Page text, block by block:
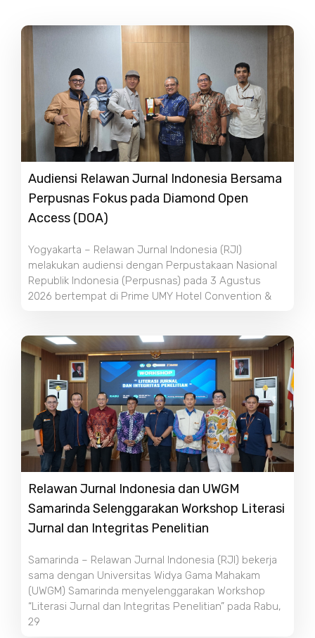
Audiensi Relawan Jurnal Indonesia Bersama
Perpusnas Fokus pada Diamond Open
Access (DOA)
Yogyakarta – Relawan Jurnal Indonesia (RJI)
melakukan audiensi dengan Perpustakaan Nasional
Republik Indonesia (Perpusnas) pada 3 Agustus
2026 bertempat di Prime UMY Hotel Convention &
Relawan Jurnal Indonesia dan UWGM
Samarinda Selenggarakan Workshop Literasi
Jurnal dan Integritas Penelitian
Samarinda – Relawan Jurnal Indonesia (RJI) bekerja
sama dengan Universitas Widya Gama Mahakam
(UWGM) Samarinda menyelenggarakan Workshop
“Literasi Jurnal dan Integritas Penelitian” pada Rabu,
29